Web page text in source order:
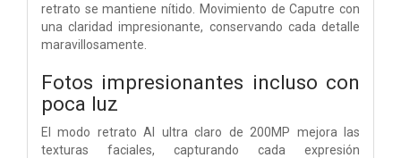
retrato se mantiene nítido. Movimiento de Caputre con
una claridad impresionante, conservando cada detalle
maravillosamente.
Fotos impresionantes incluso con
poca luz
El modo retrato AI ultra claro de 200MP mejora las
texturas faciales, capturando cada expresión